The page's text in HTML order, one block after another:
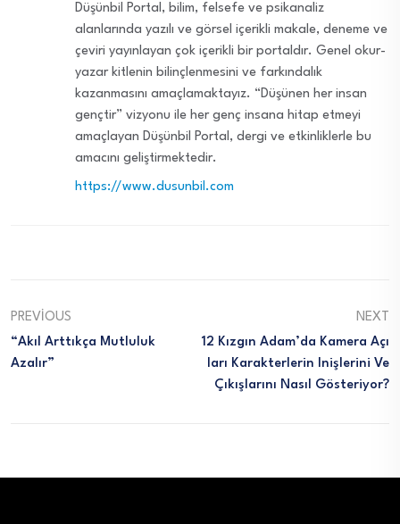
Düşünbil Portal, bilim, felsefe ve psikanaliz
alanlarında yazılı ve görsel içerikli makale, deneme ve
çeviri yayınlayan çok içerikli bir portaldır. Genel okur-
yazar kitlenin bilinçlenmesini ve farkındalık
kazanmasını amaçlamaktayız. “Düşünen her insan
gençtir” vizyonu ile her genç insana hitap etmeyi
amaçlayan Düşünbil Portal, dergi ve etkinliklerle bu
amacını geliştirmektedir.
https://www.dusunbil.com
PREVIOUS
“Akıl Arttıkça Mutluluk
Azalır”
NEXT
12 Kızgın Adam’da Kamera Açı
Ları Karakterlerin Inişlerini Ve
Çıkışlarını Nasıl Gösteriyor?